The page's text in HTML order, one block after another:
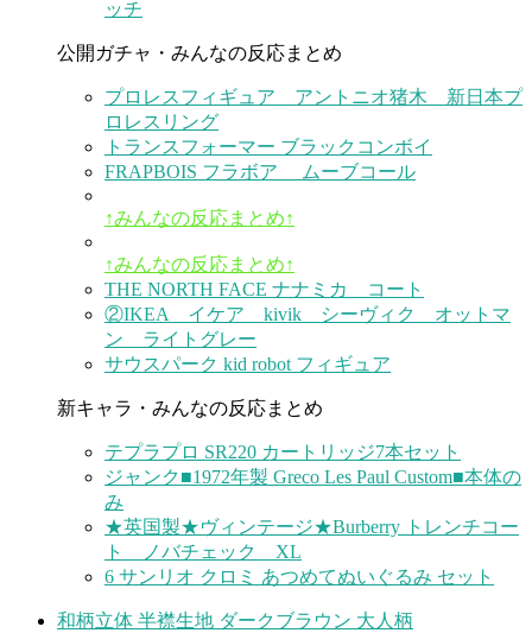
ッチ
公開ガチャ・みんなの反応まとめ
プロレスフィギュア アントニオ猪木 新日本プ
ロレスリング
トランスフォーマー ブラックコンボイ
FRAPBOIS フラボア ムーブコール
↑みんなの反応まとめ↑
↑みんなの反応まとめ↑
THE NORTH FACE ナナミカ コート
②IKEA イケア kivik シーヴィク オットマ
ン ライトグレー
サウスパーク kid robot フィギュア
新キャラ・みんなの反応まとめ
テプラプロ SR220 カートリッジ7本セット
ジャンク■1972年製 Greco Les Paul Custom■本体の
み
★英国製★ヴィンテージ★Burberry トレンチコー
ト ノバチェック XL
6 サンリオ クロミ あつめてぬいぐるみ セット
和柄立体 半襟生地 ダークブラウン 大人柄